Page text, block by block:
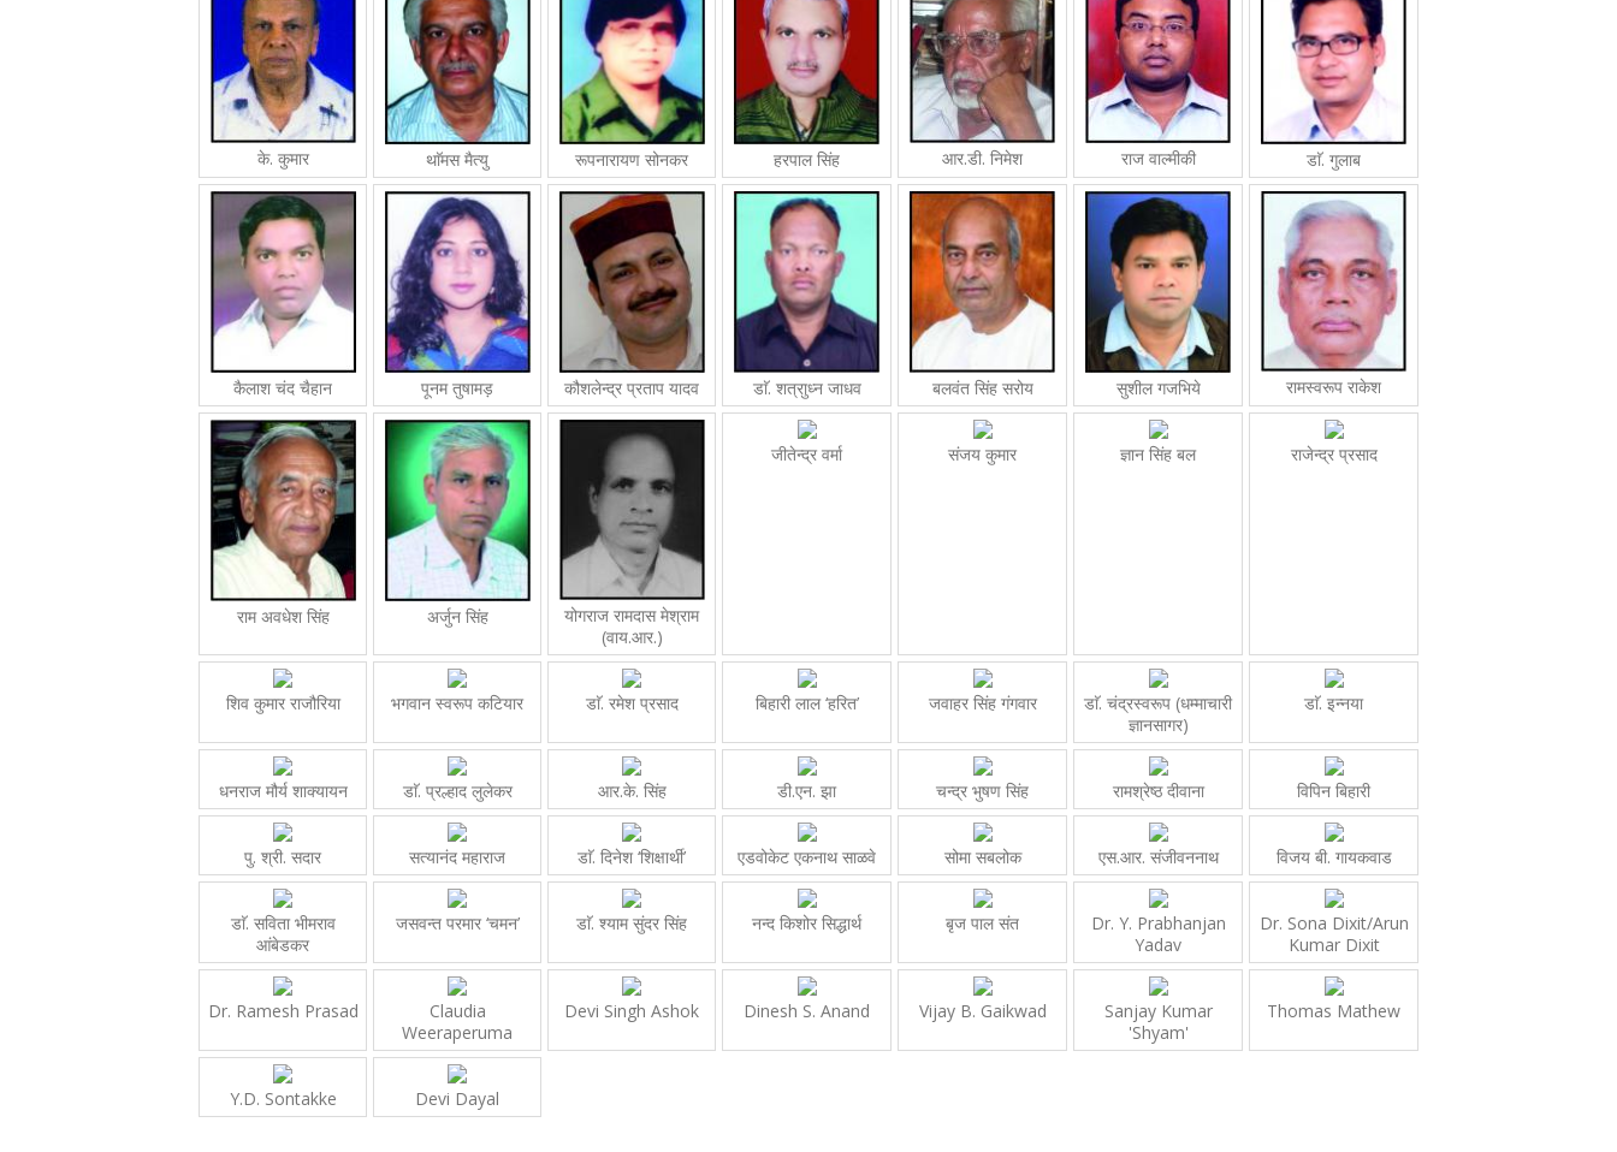
के. कुमार थाॅमस मैत्यु रूपनारायण सोनकर हरपाल सिंह आर.डी. निमेश राज वाल्मीकी डाॅ. गुलाब
कैलाश चंद चैहान पूनम तुषामड़ कौशलेन्द्र प्रताप यादव डाॅ. शत्राुध्न जाधव बलवंत सिंह सरोय सुशील गजभिये रामस्वरूप राकेश
राम अवधेश सिंह अर्जुन सिंह
योगराज रामदास मेश्राम
(वाय.आर.)
जीतेन्द्र वर्मा संजय कुमार ज्ञान सिंह बल राजेन्द्र प्रसाद
शिव कुमार राजौरिया भगवान स्वरूप कटियार डाॅ. रमेश प्रसाद बिहारी लाल ‘हरित’ जवाहर सिंह गंगवार
डाॅ. चंद्रस्वरूप (धम्माचारी
ज्ञानसागर)
डाॅ. इन्नया
धनराज मौर्य शाक्यायन डाॅ. प्रल्हाद लुलेकर आर.के. सिंह डी.एन. झा चन्द्र भुषण सिंह रामश्रेष्ठ दीवाना विपिन बिहारी
पु. श्री. सदार सत्यानंद महाराज डाॅ. दिनेश ‘शिक्षार्थी’ एडवोकेट एकनाथ साळवे सोमा सबलोक एस.आर. संजीवननाथ विजय बी. गायकवाड
डाॅ. सविता भीमराव
आंबेडकर
जसवन्त परमार ‘चमन’ डाॅ. श्याम सुंदर सिंह नन्द किशोर सिद्धार्थ बृज पाल संत
Dr. Y. Prabhanjan
Yadav
Dr. Sona Dixit/Arun
Kumar Dixit
Dr. Ramesh Prasad
Claudia
Weeraperuma
Devi Singh Ashok Dinesh S. Anand Vijay B. Gaikwad
Sanjay Kumar
'Shyam'
Thomas Mathew
Y.D. Sontakke Devi Dayal